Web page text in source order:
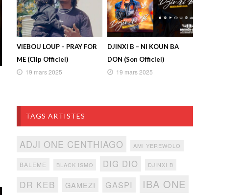
VIEBOU LOUP – PRAY FOR
ME (Clip Officiel)
19 mars 2025
DJINXI B – NI KOUN BA
DON (Son Officiel)
19 mars 2025
TAGS ARTISTES
ADJI ONE CENTHIAGO AMI YEREWOLO
BALEME BLACK ISMO DIG DIO DJINXI B
DR KEB GAMEZI GASPI IBA ONE